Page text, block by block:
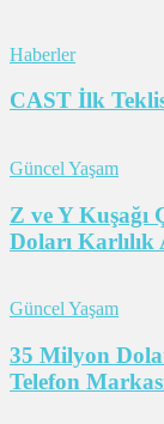
Haberler
CAST İlk
Güncel Yaşam
Z ve Y Kuşağı
Doları Karlılık
Güncel Yaşam
35 Milyon
Telefon